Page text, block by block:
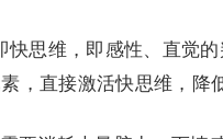
快思维，即感性、直觉
，直接激活快思维，降